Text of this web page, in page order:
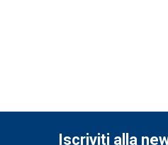
Iscriviti alla